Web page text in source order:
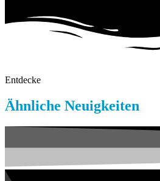
Entdecke
Ähnliche Neuigkeiten